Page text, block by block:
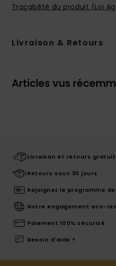
Traçabilité du produit (Loi
Livraison & Retours
Articles vus
Livraison et retours
Retours sous 30 jours
Rejoignez le programme
Notre engagement eco-
Paiement 100% sécurisé
Besoin d'aide ?